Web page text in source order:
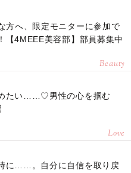
方へ、限定モニターに参加で
【4MEEE美容部】部員募集中
Beauty
たい……♡男性の心を掴む
Love
に……。自分に自信を取り戻